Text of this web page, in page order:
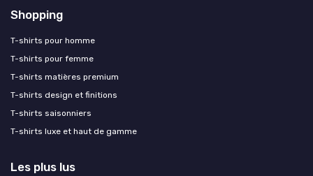
Shopping
T-shirts pour homme
T-shirts pour femme
T-shirts matières premium
T-shirts design et finitions
T-shirts saisonniers
T-shirts luxe et haut de gamme
Les plus lus